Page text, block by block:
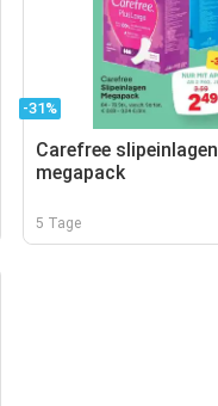
-31%
Carefree slipeinlagen
megapack
5 Tage